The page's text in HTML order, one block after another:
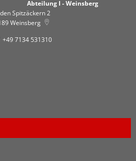
Abteilung I - Weinsberg
Spitzäckern 2
Weinsberg
+49 7134 531310